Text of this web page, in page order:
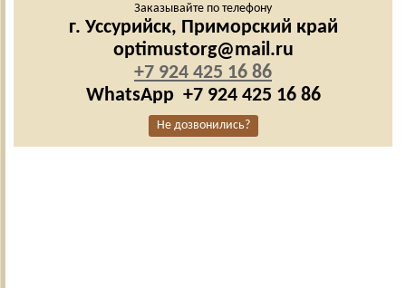
Заказывайте по телефону
г. Уссурийск, Приморский край
optimustorg@mail.ru
+7 924 425 16 86
WhatsApp +7 924 425 16 86
Не дозвонились?